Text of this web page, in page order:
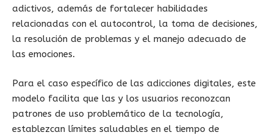
adictivos, además de fortalecer habilidades
relacionadas con el autocontrol, la toma de decisiones,
la resolución de problemas y el manejo adecuado de
las emociones.
Para el caso específico de las adicciones digitales, este
modelo facilita que las y los usuarios reconozcan
patrones de uso problemático de la tecnología,
establezcan límites saludables en el tiempo de